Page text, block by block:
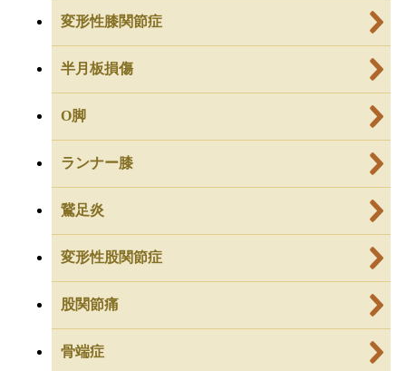
変形性膝関節症
半月板損傷
O脚
ランナー膝
鵞足炎
変形性股関節症
股関節痛
骨端症